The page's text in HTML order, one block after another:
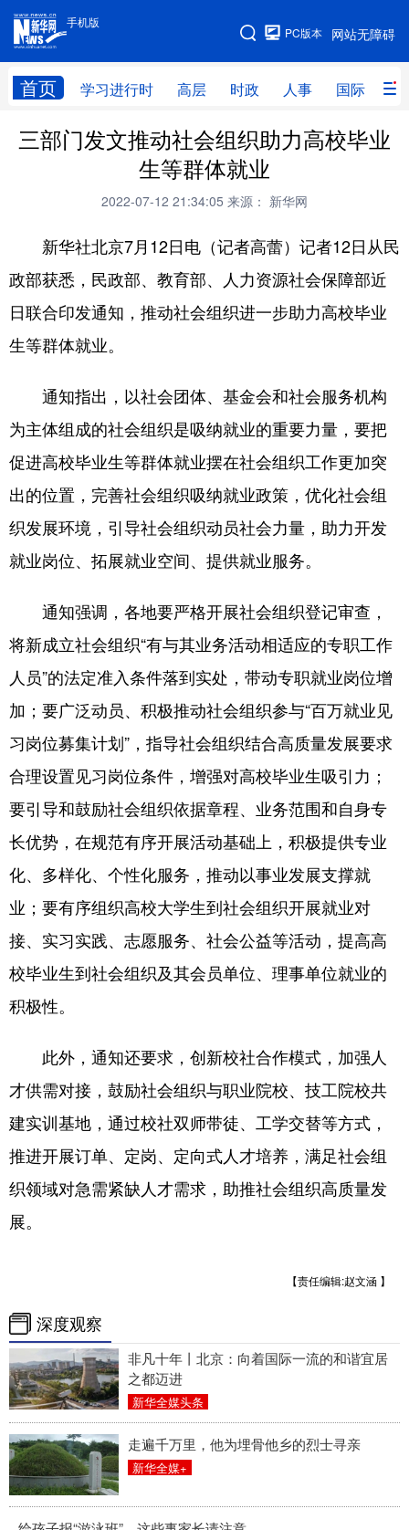
手机版
网站无障碍
PC版本
首页 学习进行时 高层 时政 人事 国际 财
手机版
网站地图
学习进行时 高层 时政 人事
财经 网评
全球连线
科技 科创 量子 体育
文化 书画 健康 军事
食品 人居 信息化 数字经济
学术中国 乡村振兴 银龄 溯源中国
彩票 娱乐 时尚 悦读
公益 一带一路 亚太网
地方频道
北京 天津 河北 山西
辽宁 吉林 上海 江苏
浙江 安徽 福建 江西
山东 河南 湖北 湖南
四川 贵州 云南 西藏
陕西 甘肃 青海 宁夏
新疆 内蒙古 黑龙江
多语种频道
English Español Français عربى
Русский язык 日本語 한국어
Deutsch Português
三部门发文推动社会组织助力高校毕业
生等群体就业
2022-07-12 21:34:05 来源： 新华网
新华社北京7月12日电（记者高蕾）记者12日从民
政部获悉，民政部、教育部、人力资源社会保障部近
日联合印发通知，推动社会组织进一步助力高校毕业
生等群体就业。
通知指出，以社会团体、基金会和社会服务机构
为主体组成的社会组织是吸纳就业的重要力量，要把
促进高校毕业生等群体就业摆在社会组织工作更加突
出的位置，完善社会组织吸纳就业政策，优化社会组
织发展环境，引导社会组织动员社会力量，助力开发
就业岗位、拓展就业空间、提供就业服务。
通知强调，各地要严格开展社会组织登记审查，
将新成立社会组织“有与其业务活动相适应的专职工作
人员”的法定准入条件落到实处，带动专职就业岗位增
加；要广泛动员、积极推动社会组织参与“百万就业见
习岗位募集计划”，指导社会组织结合高质量发展要求
合理设置见习岗位条件，增强对高校毕业生吸引力；
要引导和鼓励社会组织依据章程、业务范围和自身专
长优势，在规范有序开展活动基础上，积极提供专业
化、多样化、个性化服务，推动以事业发展支撑就
业；要有序组织高校大学生到社会组织开展就业对
接、实习实践、志愿服务、社会公益等活动，提高高
校毕业生到社会组织及其会员单位、理事单位就业的
积极性。
此外，通知还要求，创新校社合作模式，加强人
才供需对接，鼓励社会组织与职业院校、技工院校共
建实训基地，通过校社双师带徒、工学交替等方式，
推进开展订单、定岗、定向式人才培养，满足社会组
织领域对急需紧缺人才需求，助推社会组织高质量发
展。
【责任编辑:赵文涵 】
深度观察
非凡十年丨北京：向着国际一流的和谐宜居
之都迈进
新华全媒头条
走遍千万里，他为埋骨他乡的烈士寻亲
新华全媒+